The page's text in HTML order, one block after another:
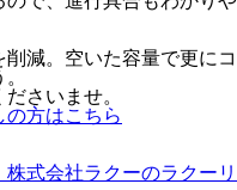
減。空いた容量で更にコ
さいませ。
方はこちら